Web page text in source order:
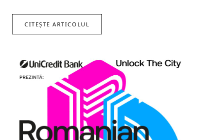
CITEȘTE ARTICOLUL